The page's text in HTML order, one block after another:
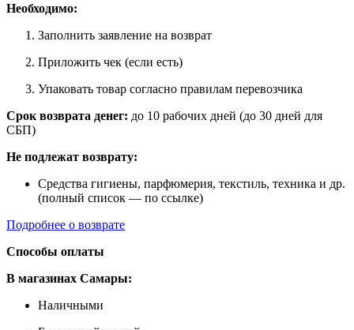
Необходимо:
Заполнить заявление на возврат
Приложить чек (если есть)
Упаковать товар согласно правилам перевозчика
Срок возврата денег: до 10 рабочих дней (до 30 дней для
СБП)
Не подлежат возврату:
Средства гигиены, парфюмерия, текстиль, техника и др.
(полный список — по ссылке)
Подробнее о возврате
Способы оплаты
В магазинах Самары:
Наличными